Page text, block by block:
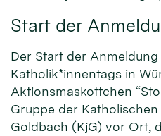
Start der
Der Start der
Katholik*innentags in
Aktionsmaskottchen
Gruppe der
Goldbach (KjG) vor Ort,